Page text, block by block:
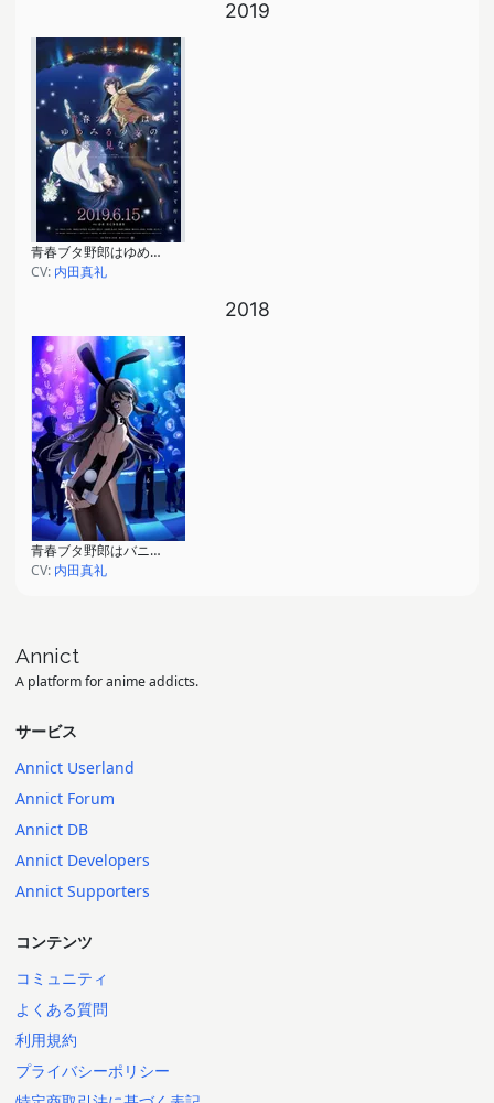
2019
青春ブタ野郎はゆめみる少女の夢を見ない
CV: 内田真礼
2018
青春ブタ野郎はバニーガール先輩の夢を見ない
CV: 内田真礼
Annict
A platform for anime addicts.
サービス
Annict Userland
Annict Forum
Annict DB
Annict Developers
Annict Supporters
コンテンツ
コミュニティ
よくある質問
利用規約
プライバシーポリシー